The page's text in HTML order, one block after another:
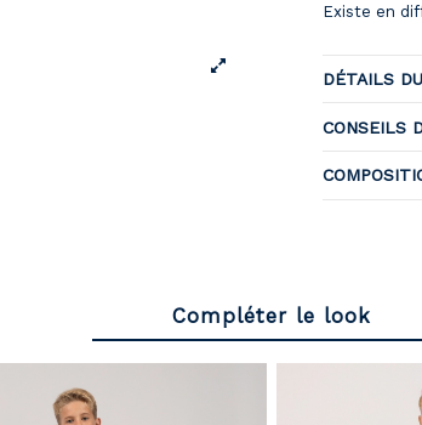
Existe en
DÉTAILS
CONSEILS
Compléter le look